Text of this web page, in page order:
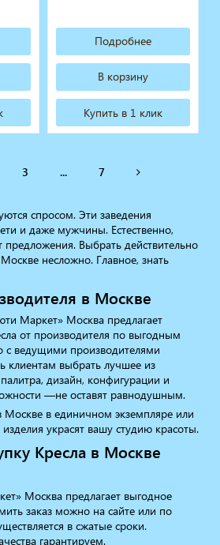
Подробнее
В корзину
Купить в 1 клик
3 ... 7
спросом. Эти заведения
и даже мужчины. Естественно,
предложения. Выбрать действительно
несложно. Главное, знать
в Москве
Маркет» Москва предлагает
от производителя по выгодным
с ведущими производителями
клиентам выбрать лучшее из
дизайн, конфигурации и
—не оставят равнодушным.
Москве в единичном экземпляре или
изделия украсят вашу студию красоты.
Кресла в Москве
Москва предлагает выгодное
заказ можно на сайте или по
в сжатые сроки.
гарантируем.